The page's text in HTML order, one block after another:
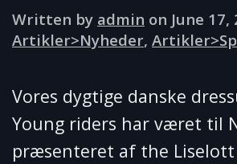
Written by admin on June 17,
Artikler>Nyheder,
Vores dygtige danske
Young riders har været til
præsenteret af the Liselott